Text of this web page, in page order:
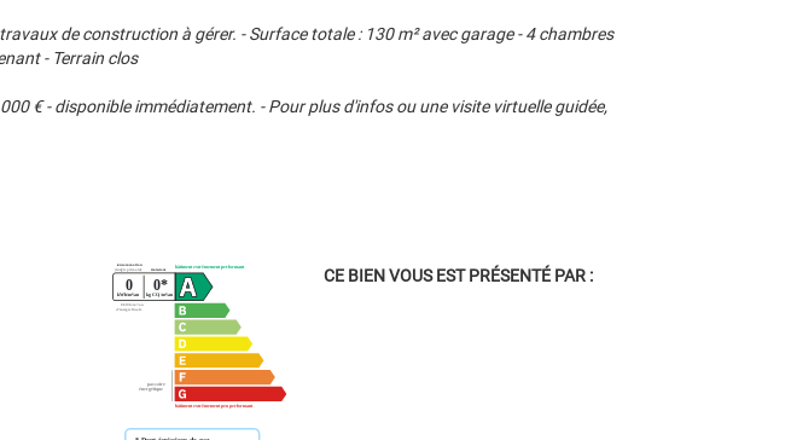
de construction à gérer. - Surface totale : 130 m² avec garage - 4 chambres
- Terrain clos
€ - disponible immédiatement. - Pour plus d'infos ou une visite virtuelle guidée,
CE BIEN VOUS EST PRÉSENTÉ PAR :